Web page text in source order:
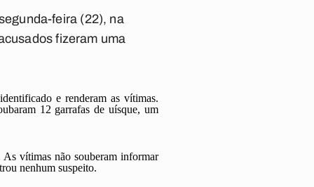
feira (22), na
fizeram uma
e renderam as vítimas.
12 garrafas de uísque, um
As vítimas não souberam informar
nenhum suspeito.